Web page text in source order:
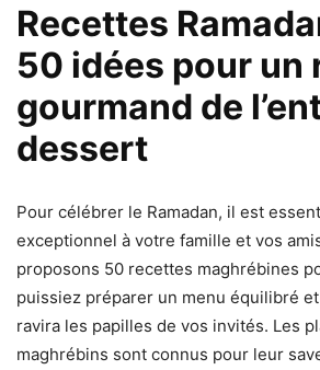
Recettes
50 idées pour un
gourmand de
dessert
Pour célébrer le Ramadan, il est
exceptionnel à votre famille et vos
proposons 50 recettes maghrébines
puissiez préparer un menu équilibré
ravira les papilles de vos invités. Les
maghrébins sont connus pour leur